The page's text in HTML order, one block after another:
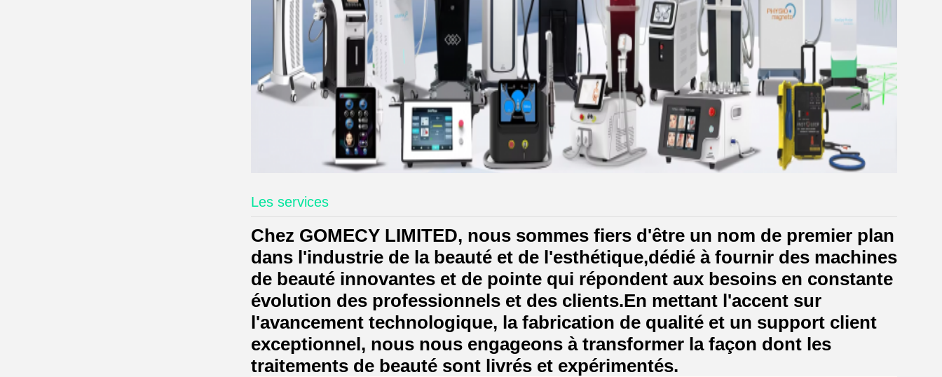
Les services
Chez GOMECY LIMITED, nous sommes fiers d'être un nom de premier plan
dans l'industrie de la beauté et de l'esthétique,dédié à fournir des machines
de beauté innovantes et de pointe qui répondent aux besoins en constante
évolution des professionnels et des clients.En mettant l'accent sur
l'avancement technologique, la fabrication de qualité et un support client
exceptionnel, nous nous engageons à transformer la façon dont les
traitements de beauté sont livrés et expérimentés.